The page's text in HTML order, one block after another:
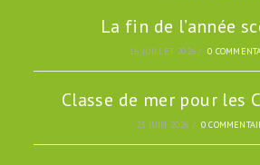
La fin de l’année
16 JUILLET 2026 / 0
Classe de mer pour les
23 JUIN 2026 / 0